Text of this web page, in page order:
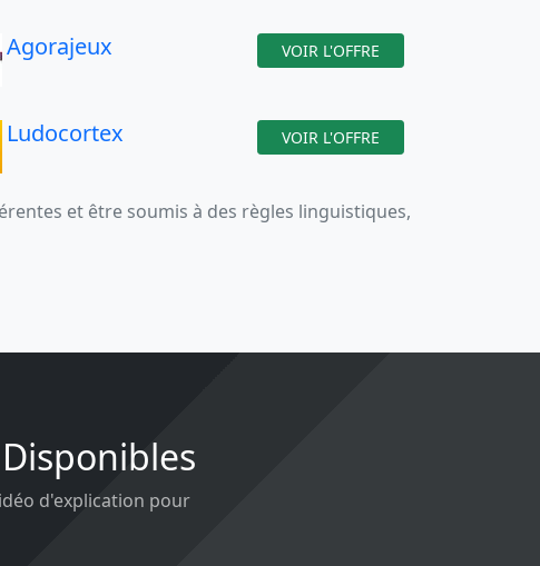
Agorajeux VOIR L'OFFRE
Ludocortex VOIR L'OFFRE
et être soumis à des règles linguistiques,
d'explication pour